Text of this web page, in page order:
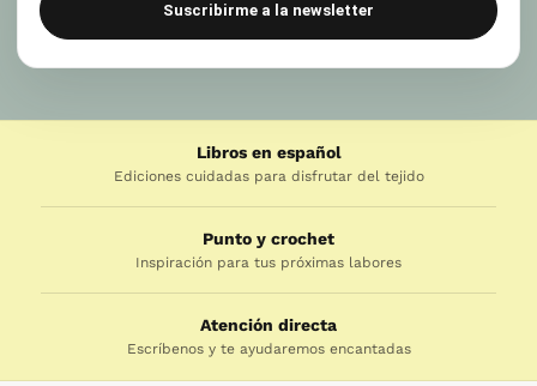
Suscribirme a la newsletter
Libros en español
Ediciones cuidadas para disfrutar del tejido
Punto y crochet
Inspiración para tus próximas labores
Atención directa
Escríbenos y te ayudaremos encantadas